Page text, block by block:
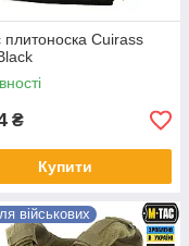
плитоноска Cuirass
₴
Купити
військових